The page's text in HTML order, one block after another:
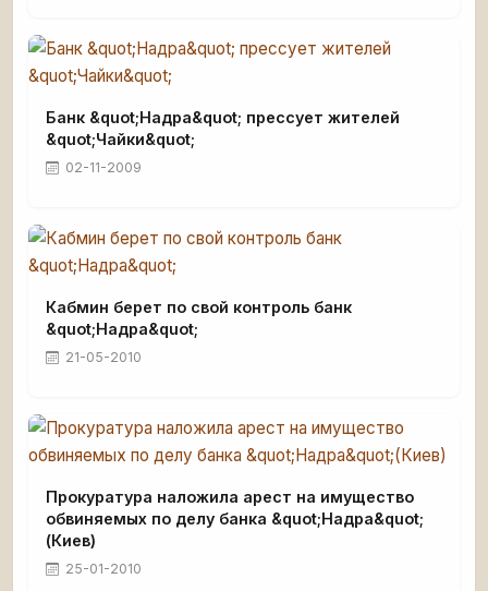
Банк &quot;Надра&quot; прессует жителей
&quot;Чайки&quot;
02-11-2009
Кабмин берет по свой контроль банк
&quot;Надра&quot;
21-05-2010
Прокуратура наложила арест на имущество
обвиняемых по делу банка &quot;Надра&quot;
(Киев)
25-01-2010